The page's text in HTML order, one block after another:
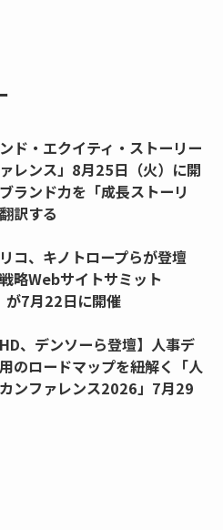
ンド・エクイティ・ストーリー
レンス」8月25日（火）に開
ランド力を「成長ストーリ
訳する
コ、キノトロープらが登壇
戦略Webサイトサミット
が7月22日に開催
HD、デンソーら登壇】人事デ
のロードマップを紐解く「人
ンファレンス2026」7月29